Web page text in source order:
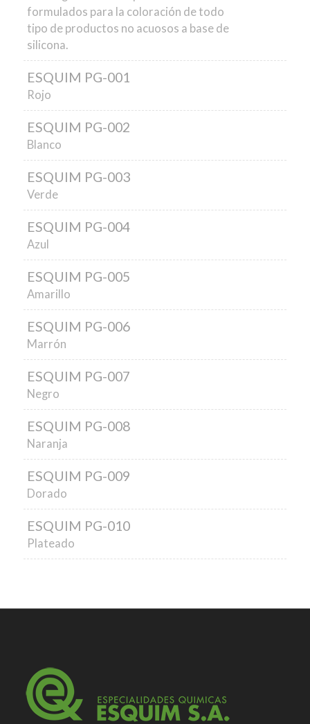
formulados para la coloración de todo
tipo de productos no acuosos a base de
silicona.
ESQUIM PG-001
Rojo
ESQUIM PG-002
Blanco
ESQUIM PG-003
Verde
ESQUIM PG-004
Azul
ESQUIM PG-005
Amarillo
ESQUIM PG-006
Marrón
ESQUIM PG-007
Negro
ESQUIM PG-008
Naranja
ESQUIM PG-009
Dorado
ESQUIM PG-010
Plateado